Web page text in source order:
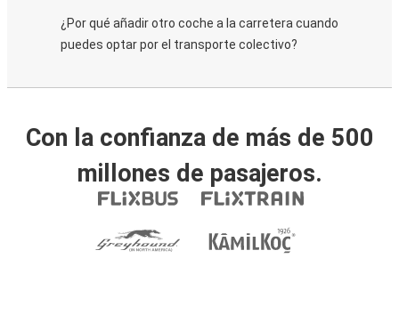
¿Por qué añadir otro coche a la carretera cuando
puedes optar por el transporte colectivo?
Con la confianza de más de 500
millones de pasajeros.